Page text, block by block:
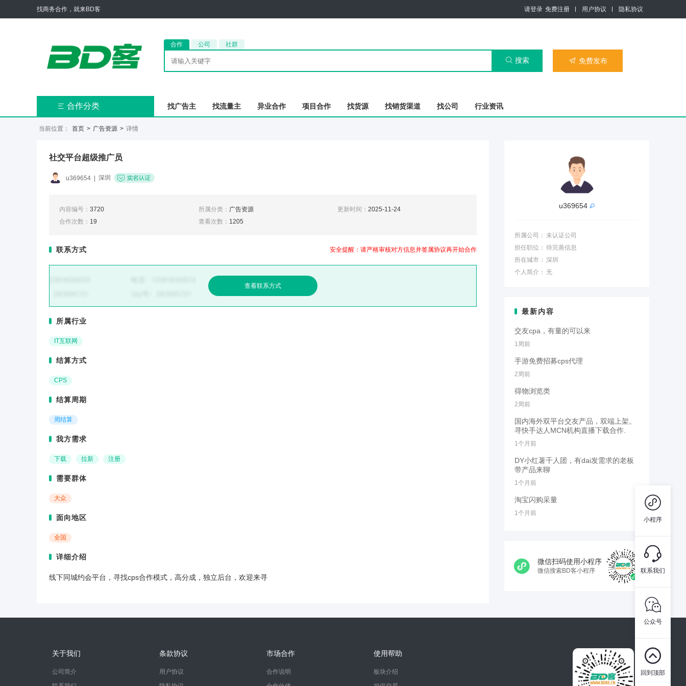
找商务合作，就来BD客 请登录 免费注册 用户协议 隐私协议
合作 公司 社群
 搜索  免费发布
 合作分类 找广告主 找流量主 异业合作 项目合作 找货源 找销货渠道 找公司 行业资讯
当前位置： 首页 > 广告资源 > 详情
社交平台超级推广员
u369654 | 深圳
内容编号： 3720 所属分类： 广告资源 更新时间：2025-11-24
合作次数： 19 查看次数： 1205
联系方式 安全提醒：请严格审核对方信息并签属协议再开始合作
查看联系方式
所属行业
IT互联网
结算方式
CPS
结算周期
周结算
我方需求
下载 拉新 注册
需要群体
大众
面向地区
全国
详细介绍
线下同城约会平台，寻找cps合作模式，高分成，独立后台，欢迎来寻
u369654
所属公司： 未认证公司
担任职位： 待完善信息
所在城市： 深圳
个人简介： 无
最新内容
交友cpa，有量的可以来
1周前
手游免费招募cps代理
2周前
得物浏览类
2周前
国内海外双平台交友产品，双端上架。
寻快手达人MCN机构直播下载合作.
1个月前
DY小红薯千人团，有dai发需求的老板
带产品来聊
1个月前
淘宝闪购采量
1个月前
微信扫码使用小程序
微信搜索BD客小程序
关于我们
公司简介
条款协议
用户协议
市场合作
合作说明
使用帮助
板块介绍

小程序

联系我们

公众号

回到顶部